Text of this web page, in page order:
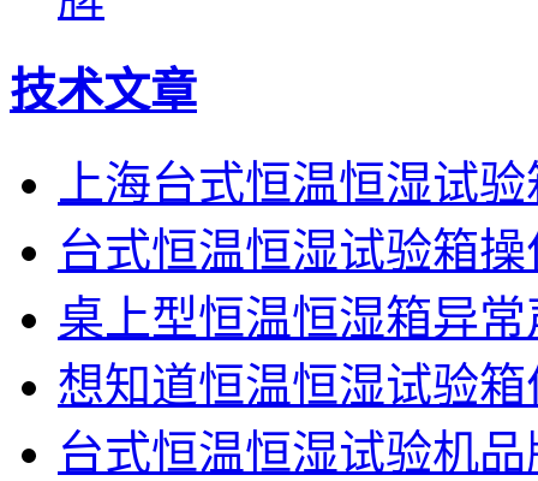
技术文章
上海台式恒温恒湿试
台式恒温恒湿试验箱
桌上型恒温恒湿箱异
想知道恒温恒湿试验
台式恒温恒湿试验机